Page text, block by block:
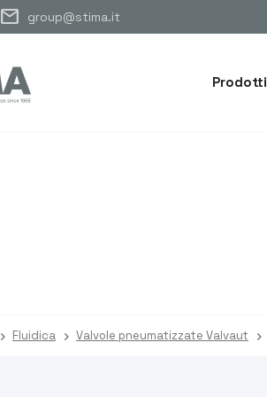
mail group@stima.it
Prodotti
Fluidica Valvole pneumatizzate Valvaut